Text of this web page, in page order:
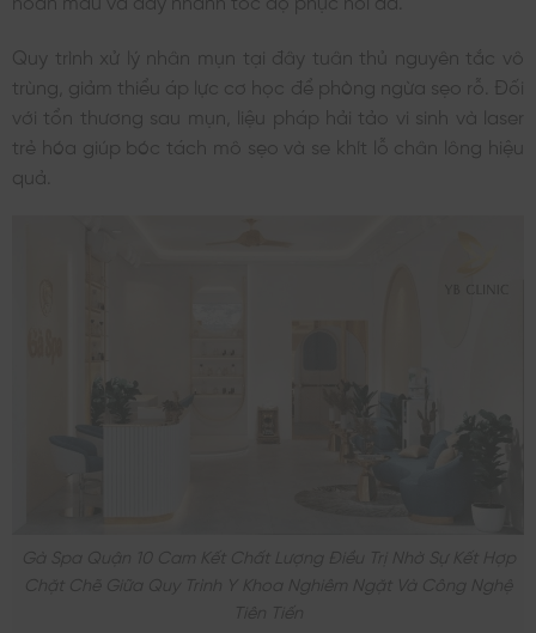
Quy trình xử lý nhân mụn tại đây tuân thủ nguyên tắc vô
trùng, giảm thiểu áp lực cơ học để phòng ngừa sẹo rỗ. Đối
với tổn thương sau mụn, liệu pháp hải tảo vi sinh và laser
trẻ hóa giúp bóc tách mô sẹo và se khít lỗ chân lông hiệu
quả.
Gà Spa Quận 10 Cam Kết Chất Lượng Điều Trị Nhờ Sự Kết Hợp
Chặt Chẽ Giữa Quy Trình Y Khoa Nghiêm Ngặt Và Công Nghệ